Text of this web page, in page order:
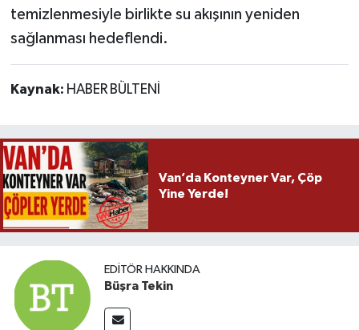
temizlenmesiyle birlikte su akışının yeniden
sağlanması hedeflendi.
Kaynak: HABER BÜLTENİ
Van’da Konteyner Var, Çöp
Yine Yerde!
EDITÖR HAKKINDA
Büşra Tekin